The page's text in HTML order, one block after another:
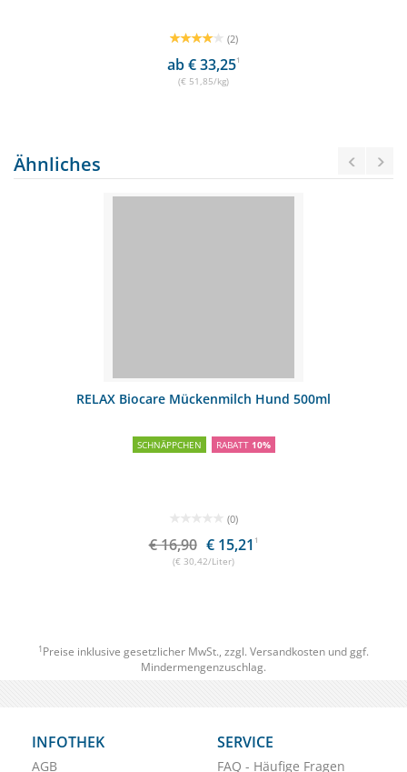
(2)
ab € 33,251
(€ 51,85/kg)
Ähnliches
RELAX Biocare Mückenmilch Hund 500ml
SCHNÄPPCHEN RABATT 10%
(0)
€ 16,90 € 15,21 1
(€ 30,42/Liter)
1 Preise inklusive gesetzlicher MwSt., zzgl. Versandkosten und ggf.
Mindermengenzuschlag.
INFOTHEK
AGB
SERVICE
FAQ - Häufige Fragen